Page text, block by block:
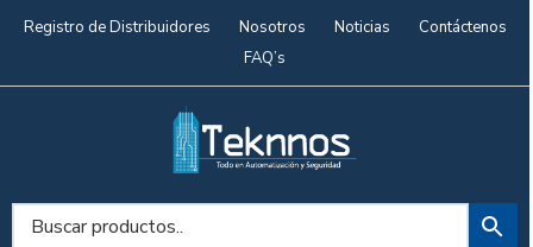
Registro de Distribuidores Nosotros Noticias
Contáctenos
FAQ’s